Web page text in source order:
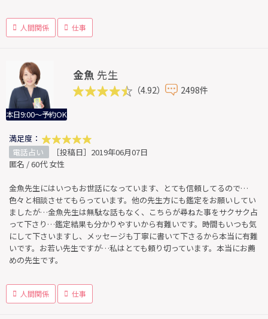
人間関係 仕事
本日9:00～予約OK
金魚 先生
（4.92） 2498件
満足度：
電話占い
［投稿日］2019年06月07日
匿名 / 60代 女性
金魚先生にはいつもお世話になっています、とても信頼してるので…
色々と相談させてもらっています。他の先生方にも鑑定をお願いしてい
ましたが…金魚先生は無駄な話もなく、こちらが尋ねた事をサクサク占
って下さり…鑑定結果も分かりやすいから有難いです。時間もいつも気
にして下さいますし、メッセージも丁寧に書いて下さるから本当に有難
いです。お若い先生ですが…私はとても頼り切っています。本当にお薦
めの先生です。
人間関係 仕事